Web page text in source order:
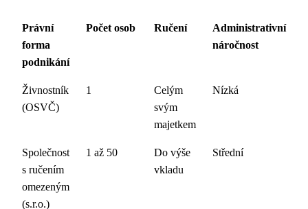
Právní
forma
podnikání
Počet osob Ručení
Administrativní
náročnost
Živnostník
(OSVČ)
1
Celým
svým
majetkem
Nízká
Společnost
s ručením
omezeným
(s.r.o.)
1 až 50
Do výše
vkladu
Střední